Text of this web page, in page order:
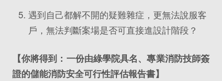
遇到自己都解不開的疑難雜症，更無法說服客
戶，無法判斷案場是否可直接進設計階段？
【你將得到：一份由綠學院具名、專業消防技師簽
證的儲能消防安全可行性評估報告書】